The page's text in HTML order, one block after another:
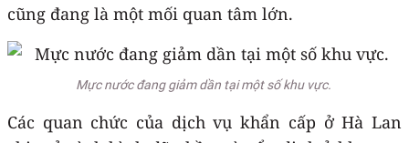
cũng đang là một mối quan tâm lớn.
Mực nước đang giảm dần tại một số khu vực.
Các quan chức của dịch vụ khẩn cấp ở Hà Lan